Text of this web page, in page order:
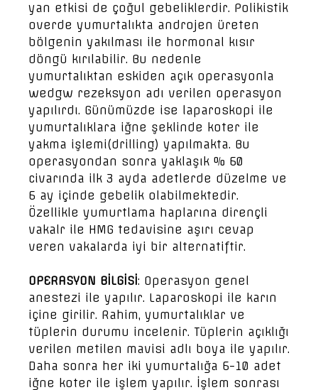
yan etkisi de çoğul gebeliklerdir. Polikistik
overde yumurtalıkta androjen üreten
bölgenin yakılması ile hormonal kısır
döngü kırılabilir. Bu nedenle
yumurtalıktan eskiden açık operasyonla
wedgw rezeksyon adı verilen operasyon
yapılırdı. Günümüzde ise laparoskopi ile
yumurtalıklara iğne şeklinde koter ile
yakma işlemi(drilling) yapılmakta. Bu
operasyondan sonra yaklaşık % 60
civarında ilk 3 ayda adetlerde düzelme ve
6 ay içinde gebelik olabilmektedir.
Özellikle yumurtlama haplarına dirençli
vakalr ile HMG tedavisine aşırı cevap
veren vakalarda iyi bir alternatiftir.
OPERASYON BİLGİSİ: Operasyon genel
anestezi ile yapılır. Laparoskopi ile karın
içine girilir. Rahim, yumurtalıklar ve
tüplerin durumu incelenir. Tüplerin açıklığı
verilen metilen mavisi adlı boya ile yapılır.
Daha sonra her iki yumurtalığa 6-10 adet
iğne koter ile işlem yapılır. İşlem sonrası